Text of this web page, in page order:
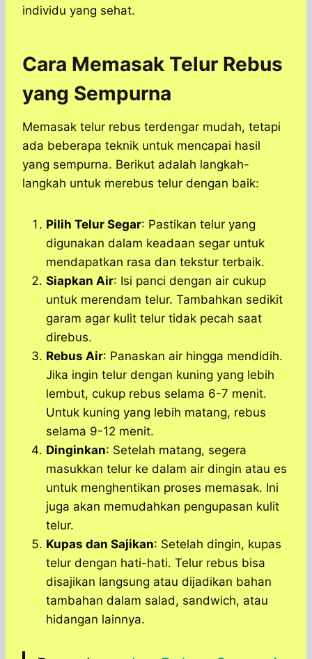
individu yang sehat.
Cara Memasak Telur Rebus
yang Sempurna
Memasak telur rebus terdengar mudah, tetapi
ada beberapa teknik untuk mencapai hasil
yang sempurna. Berikut adalah langkah-
langkah untuk merebus telur dengan baik:
Pilih Telur Segar: Pastikan telur yang
digunakan dalam keadaan segar untuk
mendapatkan rasa dan tekstur terbaik.
Siapkan Air: Isi panci dengan air cukup
untuk merendam telur. Tambahkan sedikit
garam agar kulit telur tidak pecah saat
direbus.
Rebus Air: Panaskan air hingga mendidih.
Jika ingin telur dengan kuning yang lebih
lembut, cukup rebus selama 6-7 menit.
Untuk kuning yang lebih matang, rebus
selama 9-12 menit.
Dinginkan: Setelah matang, segera
masukkan telur ke dalam air dingin atau es
untuk menghentikan proses memasak. Ini
juga akan memudahkan pengupasan kulit
telur.
Kupas dan Sajikan: Setelah dingin, kupas
telur dengan hati-hati. Telur rebus bisa
disajikan langsung atau dijadikan bahan
tambahan dalam salad, sandwich, atau
hidangan lainnya.